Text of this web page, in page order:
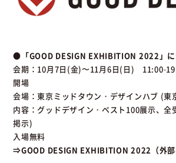
●「GOOD DESIGN EXHIBITION 2022」に
会期：10月7日(金)〜11月6日(日) 11:00-
開場
会場：東京ミッドタウン・デザインハブ (東
内容：グッドデザイン・ベスト100展示、全
掲示)
入場無料
⇒GOOD DESIGN EXHIBITION 2022（外部